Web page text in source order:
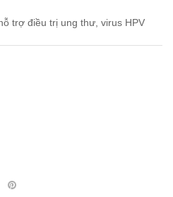
trợ điều trị ung thư, virus HPV